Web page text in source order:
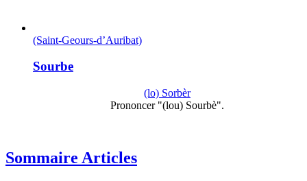
(Saint-Geours-d’Auribat)
Sourbe
(lo) Sorbèr
Prononcer "(lou) Sourbè".
Sommaire Articles